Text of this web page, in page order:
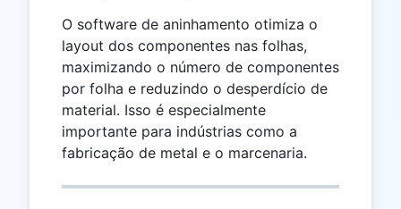
O software de aninhamento otimiza o
layout dos componentes nas folhas,
maximizando o número de componentes
por folha e reduzindo o desperdício de
material. Isso é especialmente
importante para indústrias como a
fabricação de metal e o marcenaria.